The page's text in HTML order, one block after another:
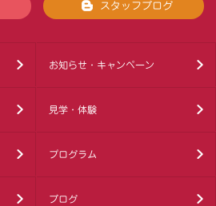
スタッフブログ
お知らせ・キャンペーン
見学・体験
プログラム
ブログ